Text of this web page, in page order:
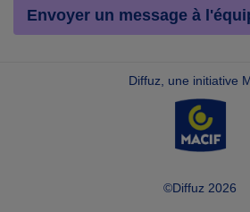
Envoyer un message à
Diffuz, une initiative
©Diffuz 2026